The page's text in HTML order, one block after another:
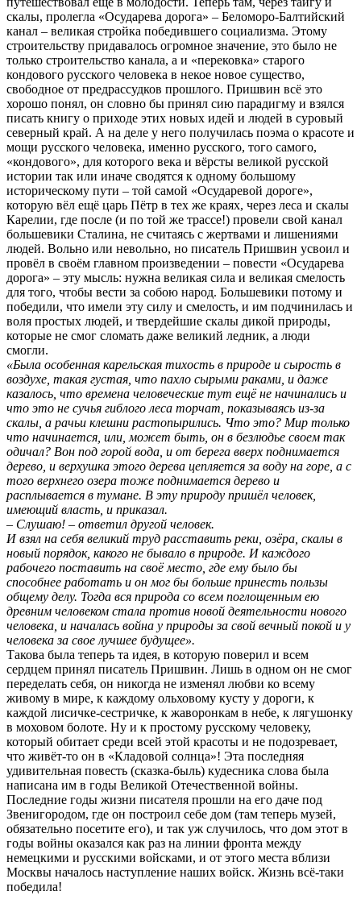
скалы, пролегла «Осударева дорога» – Беломоро-Балтийский
канал – великая стройка победившего социализма. Этому
строительству придавалось огромное значение, это было не
только строительство канала, а и «перековка» старого
кондового русского человека в некое новое существо,
свободное от предрассудков прошлого. Пришвин всё это
хорошо понял, он словно бы принял сию парадигму и взялся
писать книгу о приходе этих новых идей и людей в суровый
северный край. А на деле у него получилась поэма о красоте и
мощи русского человека, именно русского, того самого,
«кондового», для которого века и вёрсты великой русской
истории так или иначе сводятся к одному большому
историческому пути – той самой «Осударевой дороге»,
которую вёл ещё царь Пётр в тех же краях, через леса и скалы
Карелии, где после (и по той же трассе!) провели свой канал
большевики Сталина, не считаясь с жертвами и лишениями
людей. Вольно или невольно, но писатель Пришвин усвоил и
провёл в своём главном произведении – повести «Осударева
дорога» – эту мысль: нужна великая сила и великая смелость
для того, чтобы вести за собою народ. Большевики потому и
победили, что имели эту силу и смелость, и им подчинилась и
воля простых людей, и твердейшие скалы дикой природы,
которые не смог сломать даже великий ледник, а люди
смогли.
«Была особенная карельская тихость в природе и сырость в
воздухе, такая густая, что пахло сырыми раками, и даже
казалось, что времена человеческие тут ещё не начинались и
что это не сучья гиблого леса торчат, показываясь из-за
скалы, а рачьи клешни растопырились. Что это? Мир только
что начинается, или, может быть, он в безлюдье своем так
одичал? Вон под горой вода, и от берега вверх поднимается
дерево, и верхушка этого дерева цепляется за воду на горе, а с
того верхнего озера тоже поднимается дерево и
расплывается в тумане. В эту природу пришёл человек,
имеющий власть, и приказал.
– Слушаю! – ответил другой человек.
И взял на себя великий труд расставить реки, озёра, скалы в
новый порядок, какого не бывало в природе. И каждого
рабочего поставить на своё место, где ему было бы
способнее работать и он мог бы больше принесть пользы
общему делу. Тогда вся природа со всем поглощенным ею
древним человеком стала против новой деятельности нового
человека, и началась война у природы за свой вечный покой и у
человека за свое лучшее будущее».
Такова была теперь та идея, в которую поверил и всем
сердцем принял писатель Пришвин. Лишь в одном он не смог
переделать себя, он никогда не изменял любви ко всему
живому в мире, к каждому ольховому кусту у дороги, к
каждой лисичке-сестричке, к жаворонкам в небе, к лягушонку
в моховом болоте. Ну и к простому русскому человеку,
который обитает среди всей этой красоты и не подозревает,
что живёт-то он в «Кладовой солнца»! Эта последняя
удивительная повесть (сказка-быль) кудесника слова была
написана им в годы Великой Отечественной войны.
Последние годы жизни писателя прошли на его даче под
Звенигородом, где он построил себе дом (там теперь музей,
обязательно посетите его), и так уж случилось, что дом этот в
годы войны оказался как раз на линии фронта между
немецкими и русскими войсками, и от этого места вблизи
Москвы началось наступление наших войск. Жизнь всё-таки
победила!